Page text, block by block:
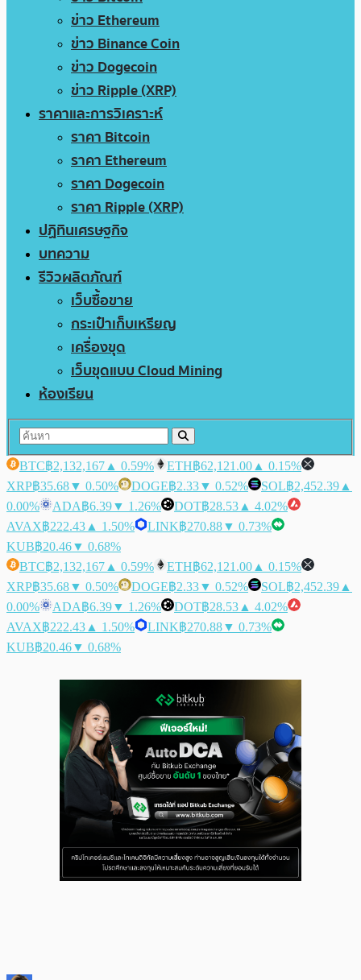
ข่าว Ethereum
ข่าว Binance Coin
ข่าว Dogecoin
ข่าว Ripple (XRP)
ราคาและการวิเคราะห์
ราคา Bitcoin
ราคา Ethereum
ราคา Dogecoin
ราคา Ripple (XRP)
ปฏิทินเศรษฐกิจ
บทความ
รีวิวผลิตภัณฑ์
เว็บซื้อขาย
กระเป๋าเก็บเหรียญ
เครื่องขุด
เว็บขุดแบบ Cloud Mining
ห้องเรียน
BTC฿2,132,167 ▲ 0.59% ETH฿62,121.00 ▲ 0.15%
XRP฿35.68▼ 0.50% DOGE฿2.33▼ 0.52% SOL฿2,452.39 ▲
0.00%
ADA฿6.39▼ 1.26% DOT฿28.53 ▲ 4.02%
AVAX฿222.43 ▲ 1.50% LINK฿270.88▼ 0.73%
KUB฿20.46▼ 0.68%
BTC฿2,132,167 ▲ 0.59% ETH฿62,121.00 ▲ 0.15%
XRP฿35.68▼ 0.50% DOGE฿2.33▼ 0.52% SOL฿2,452.39 ▲
0.00%
ADA฿6.39▼ 1.26% DOT฿28.53 ▲ 4.02%
AVAX฿222.43 ▲ 1.50% LINK฿270.88▼ 0.73%
KUB฿20.46▼ 0.68%